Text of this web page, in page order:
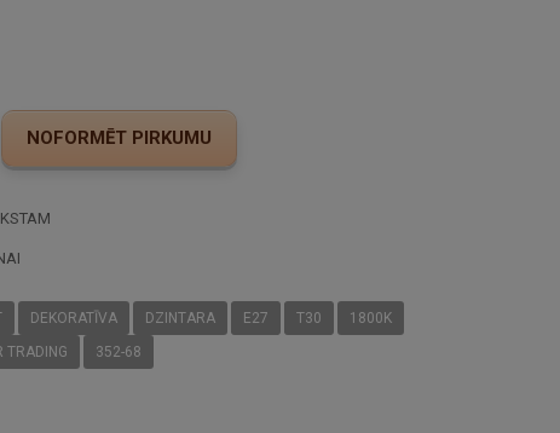
DEKORATĪVA DZINTARA E27 T30
1800K
TRADING 352-68